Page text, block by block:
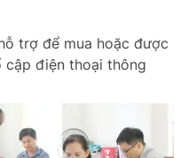
trợ để mua hoặc được
cập điện thoại thông